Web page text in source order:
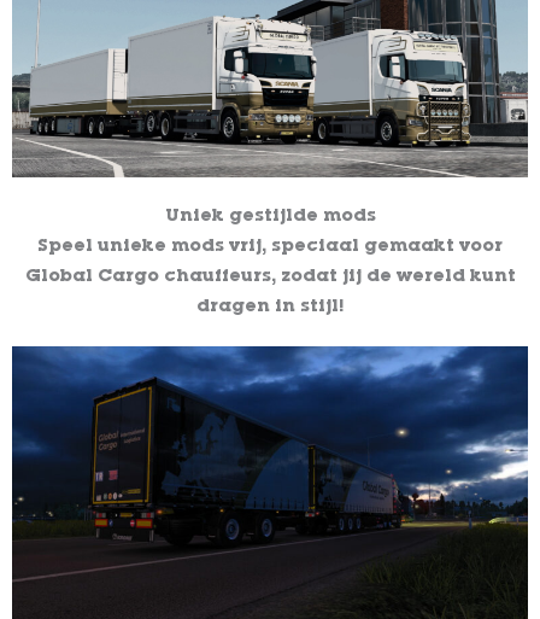
Uniek gestijlde mods
Speel unieke mods vrij, speciaal gemaakt voor
Global Cargo chauffeurs, zodat jij de wereld kunt
dragen in stijl!